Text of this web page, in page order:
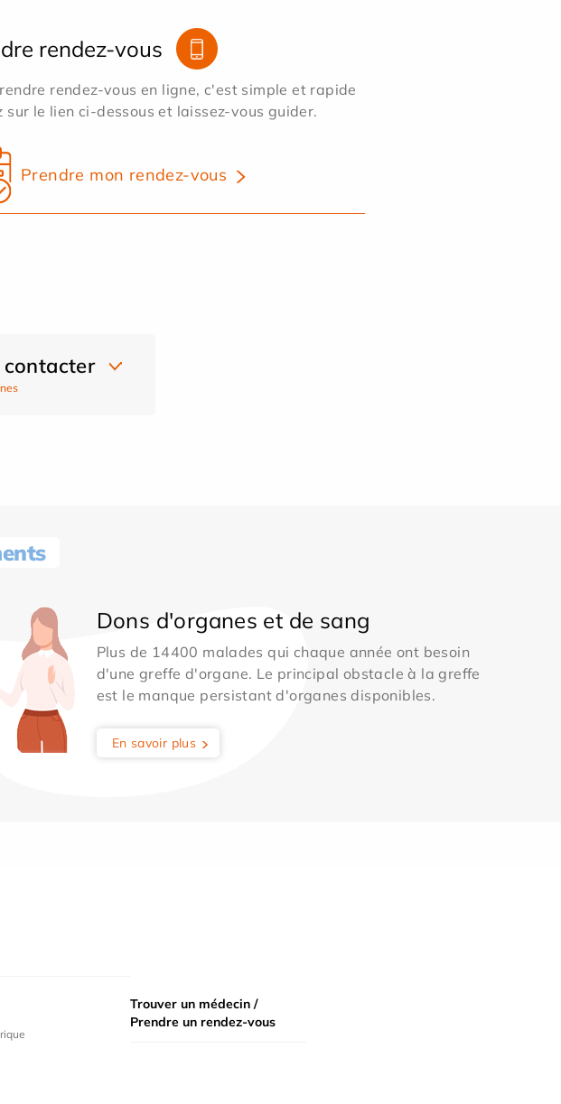
rendez-vous
rendez-vous en ligne, c'est simple et rapide
sur le lien ci-dessous et laissez-vous guider.
Prendre mon rendez-vous
Dons d'organes et de sang
Plus de 14400 malades qui chaque année ont besoin
d'une greffe d'organe. Le principal obstacle à la greffe
est le manque persistant d'organes disponibles.
En savoir plus
Trouver un médecin /
Prendre un rendez-vous